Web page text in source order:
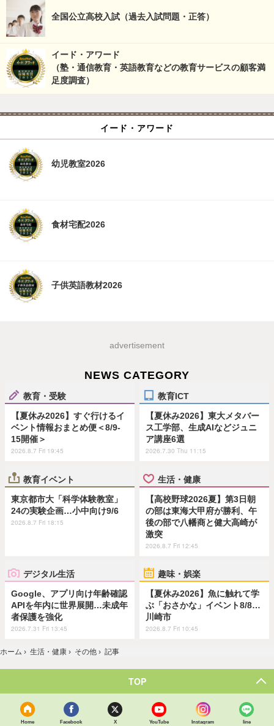
全国公立高校入試（過去入試問題・正答）
イード・アワード
（塾・通信教育・英語教育などの教育サービスの顧客満
足度調査）
イード・アワード
幼児教室2026
食材宅配2026
子供英語教材2026
advertisement
NEWS CATEGORY
教育・受験
【夏休み2026】すぐ行けるイ
ベント情報おまとめ便＜8/9-
15開催＞
2026.8.7 Fri 19:45
教育ICT
【夏休み2026】東大メタバー
ス工学部、生成AIなどジュニ
ア講座6選
2026.7.30 Thu 11:15
教育イベント
東京都市大「科学体験教室」
24の実験企画…小中向け9/6
2026.8.7 Fri 18:15
生活・健康
【高校野球2026夏】第3日朝
の部は東海大甲府が勝利、午
後の部で八幡商と健大高崎が
激突
2026.8.7 Fri 12:45
デジタル生活
Google、アプリ向け年齢確認
APIを年内に世界展開…未成年
者保護を強化
2026.7.31 Fri 13:45
趣味・娯楽
【夏休み2026】魚に触れて学
ぶ「おさかな」イベント8/8…
川崎市
2026.8.7 Fri 10:45
ホーム › 生活・健康 › その他 › 記事
TOP
Home Facebook X YouTube Instagram line